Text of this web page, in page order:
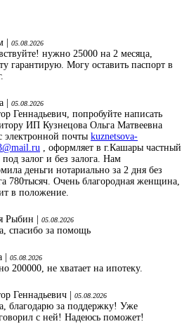
|
05.08.2026
нужно 25000 на 2 месяца,
гарантирую. Могу оставить паспорт в
| 05.08.2026
Геннадьевич, попробуйте написать
ИП Кузнецова Ольга Матвеевна
электронной почты kuznetsova-
, оформляет в г.Кашары частный
залог и без залога. Нам
деньги нотариально за 2 дня без
780тысяч. Очень благородная женщина,
в положение.
Рыбин | 05.08.2026
спасибо за помощь
| 05.08.2026
200000, не хватает на ипотеку.
Геннадьевич | 05.08.2026
благодарю за поддержку! Уже
с ней! Надеюсь поможет!